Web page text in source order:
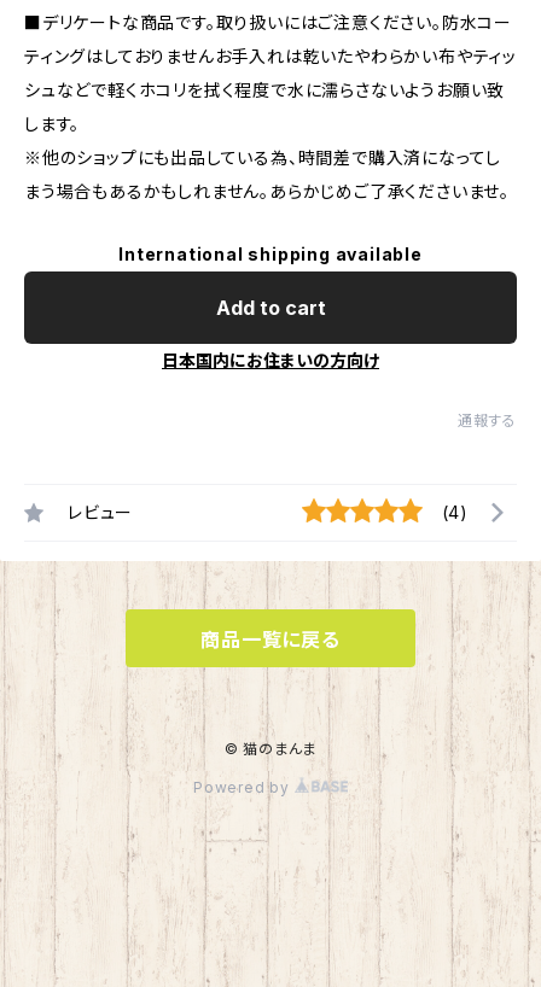
■デリケートな商品です。取り扱いにはご注意ください。防水コー
ティングはしておりませんお手入れは乾いたやわらかい布やティッ
シュなどで軽くホコリを拭く程度で水に濡らさないようお願い致
します。
※他のショップにも出品している為、時間差で購入済になってし
まう場合もあるかもしれません。あらかじめご了承くださいませ。
International shipping available
Add to cart
日本国内にお住まいの方向け
通報する
レビュー (4)
商品一覧に戻る
© 猫のまんま
Powered by